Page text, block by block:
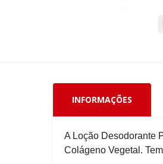
INFORMAÇÕES
A Loção Desodorante
Colágeno Vegetal.